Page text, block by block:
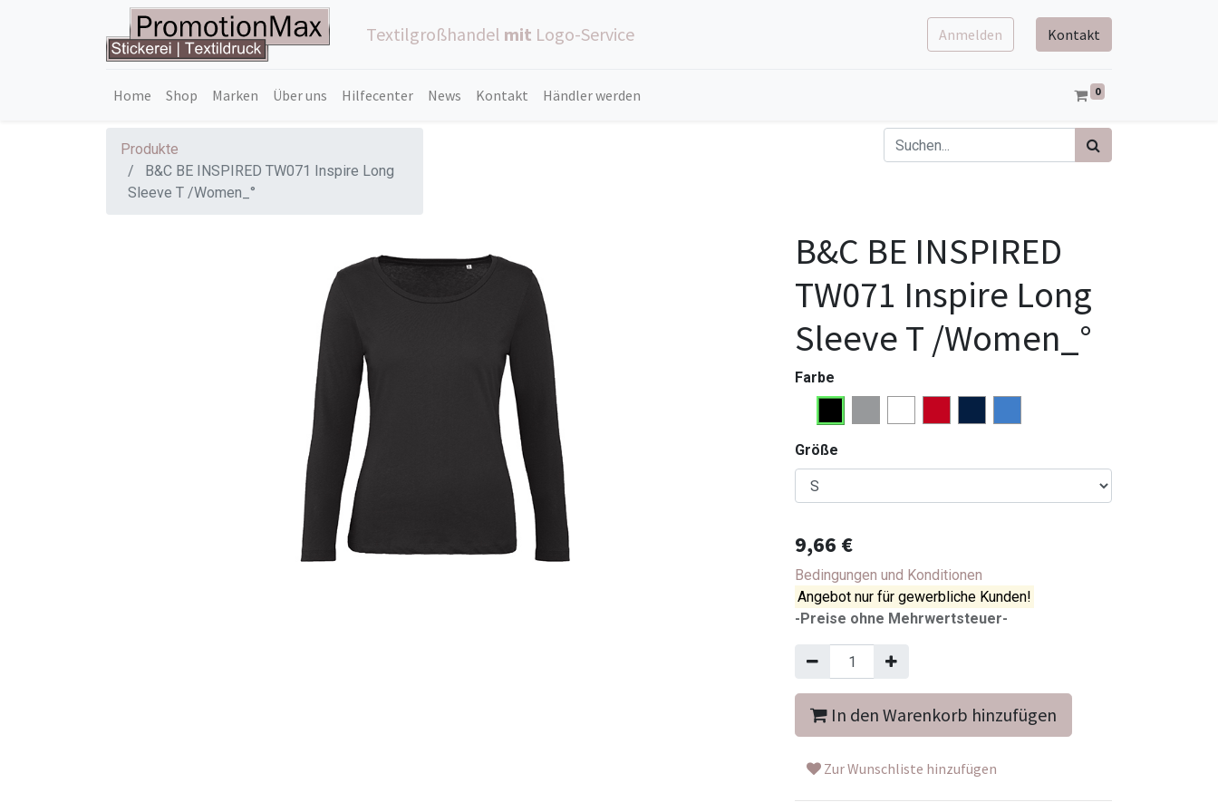
Textilgroßhandel mit Logo-Service Anmelden Kontakt
Home Shop Marken Über uns Hilfecenter News Kontakt Händler werden 0
Produkte
B&C BE INSPIRED TW071 Inspire Long
Sleeve T /Women_°
B&C BE INSPIRED
TW071 Inspire Long
Sleeve T /Women_°
Farbe
Größe
9,66 €
Bedingungen und Konditionen
Angebot nur für gewerbliche Kunden!
-Preise ohne Mehrwertsteuer-
In den Warenkorb hinzufügen
Zur Wunschliste hinzufügen